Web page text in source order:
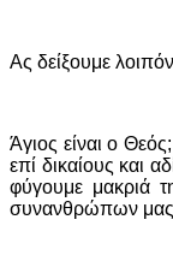
Ας δείξουμε
Άγιος είναι ο
επί δικαίους και
φύγουμε μακριά
συνανθρώπων μας!